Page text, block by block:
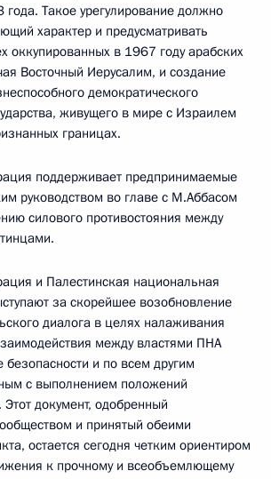
Такое урегулирование должно
характер и предусматривать
оккупированных в 1967 году арабских
Восточный Иерусалим, и создание
демократического
живущего в мире с Израилем
границах.
поддерживает предпринимаемые
руководством во главе с М.Аббасом
силового противостояния между
и Палестинская национальная
за скорейшее возобновление
диалога в целях налаживания
между властями ПНА
и по всем другим
с выполнением положений
документ, одобренный
и принятый обеими
остается сегодня четким ориентиром
к прочному и всеобъемлющему